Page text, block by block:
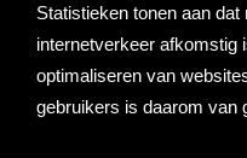
Statistieken tonen aan
internetverkeer afkomstig
optimaliseren van
gebruikers is daarom van